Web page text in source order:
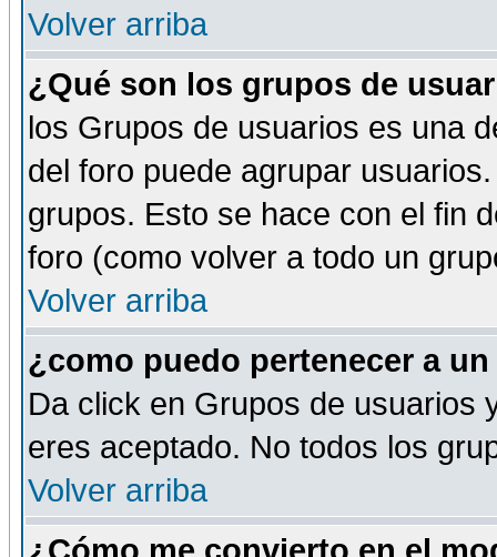
Volver arriba
¿Qué son los grupos de
los Grupos de usuarios es una
del foro puede agrupar
grupos. Esto se hace con el fin
foro (como volver a todo un
Volver arriba
¿como puedo pertenecer a
Da click en Grupos de usuarios
eres aceptado. No todos los
Volver arriba